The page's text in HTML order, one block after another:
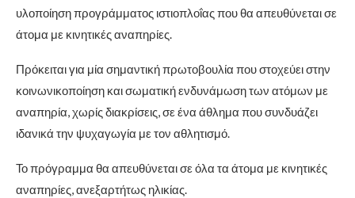
υλοποίηση προγράμματος ιστιοπλοΐας που θα απευθύνεται σε
άτομα με κινητικές αναπηρίες.
Πρόκειται για μία σημαντική πρωτοβουλία που στοχεύει στην
κοινωνικοποίηση και σωματική ενδυνάμωση των ατόμων με
αναπηρία, χωρίς διακρίσεις, σε ένα άθλημα που συνδυάζει
ιδανικά την ψυχαγωγία με τον αθλητισμό.
Το πρόγραμμα θα απευθύνεται σε όλα τα άτομα με κινητικές
αναπηρίες, ανεξαρτήτως ηλικίας.